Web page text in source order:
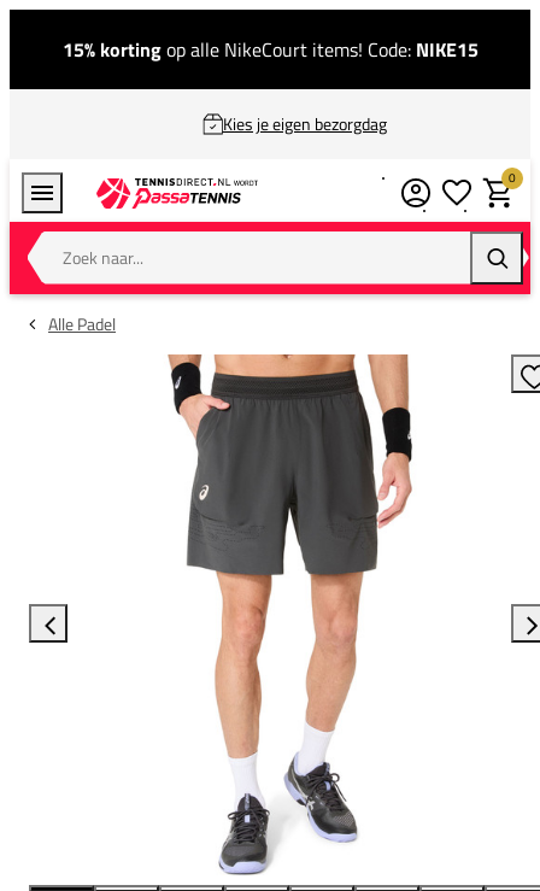
15% kortingop alle NikeCourt items! Code: NIKE15
Kies je eigen bezorgdag
Zoek naar...
0
Alle Padel